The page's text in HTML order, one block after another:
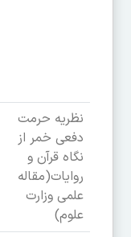
نظریه حرمت
دفعی خمر از
نگاه قرآن و
روایات(مقاله
علمی وزارت
علوم)